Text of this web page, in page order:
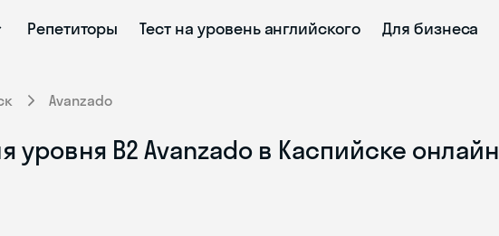
Репетиторы Тест на уровень английского Для бизнеса
Avanzado
уровня B2 Avanzado в Каспийске онлайн